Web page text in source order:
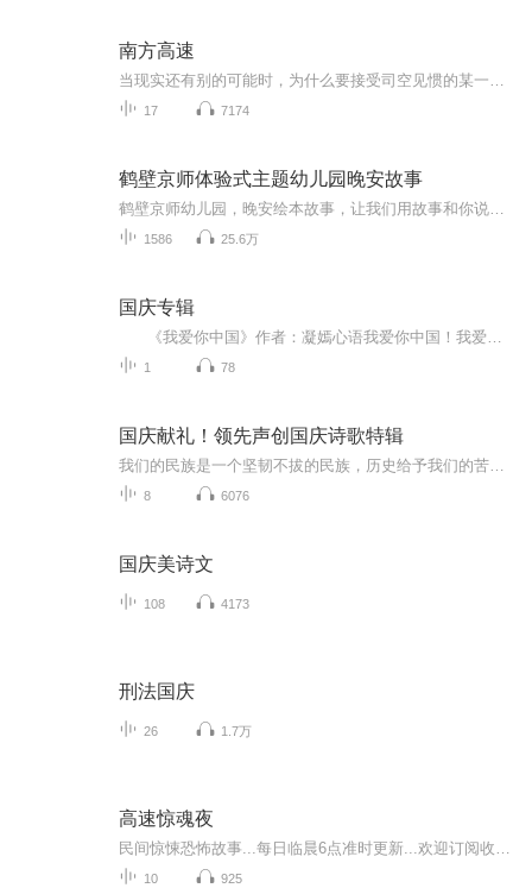
南方高速
17 7174
鹤壁京师体验式主题幼儿园晚安故事
1586 25.6万
国庆专辑
1 78
国庆献礼！领先声创国庆诗歌特辑
8 6076
国庆美诗文
108 4173
刑法国庆
26 1.7万
高速惊魂夜
10 925